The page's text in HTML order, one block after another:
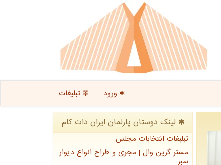
ورود تبلیغات
لینک دوستان پارلمان ایران دات كام
تبلیغات انتخابات مجلس
مستر گرین وال | مجری و طراح انواع دیوار
سبز